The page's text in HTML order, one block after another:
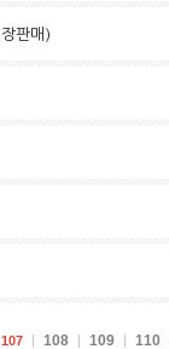
판매)
107 108 109 110